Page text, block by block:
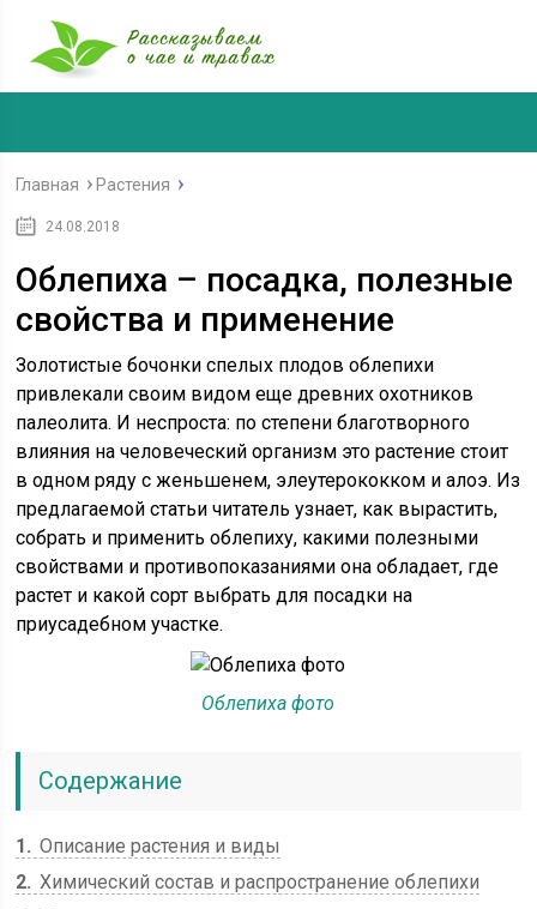
Главная Растения
24.08.2018
Облепиха – посадка, полезные
свойства и применение
Золотистые бочонки спелых плодов облепихи
привлекали своим видом еще древних охотников
палеолита. И неспроста: по степени благотворного
влияния на человеческий организм это растение стоит
в одном ряду с женьшенем, элеутерококком и алоэ. Из
предлагаемой статьи читатель узнает, как вырастить,
собрать и применить облепиху, какими полезными
свойствами и противопоказаниями она обладает, где
растет и какой сорт выбрать для посадки на
приусадебном участке.
Облепиха фото
Содержание
1
Описание растения и виды
2 Химический состав и распространение облепихи